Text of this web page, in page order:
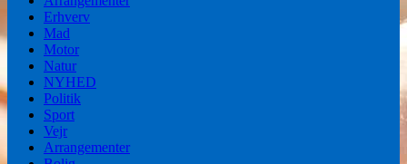
Erhverv
Mad
Motor
Natur
NYHED
Politik
Sport
Vejr
Arrangementer